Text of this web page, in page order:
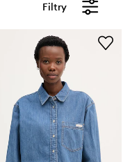
Filtry